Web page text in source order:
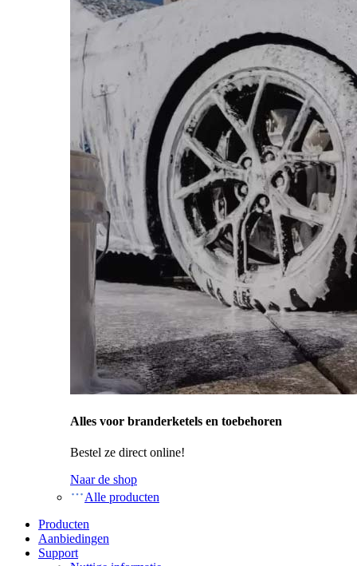
Alles voor branderketels en toebehoren
Bestel ze direct online!
Naar de shop
Alle producten
Producten
Aanbiedingen
Support